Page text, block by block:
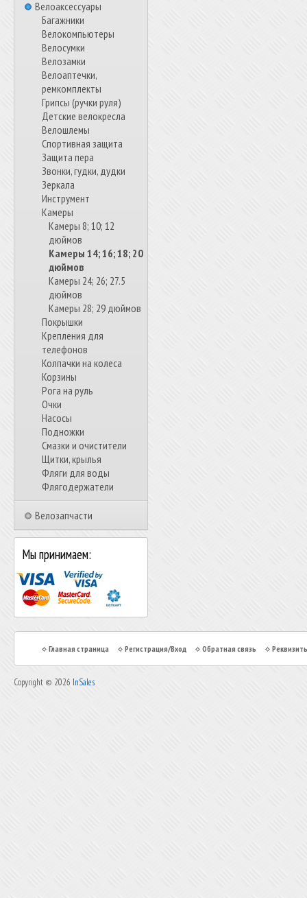
Велоаксессуары
Багажники
Велокомпьютеры
Велосумки
Велозамки
Велоаптечки,
ремкомплекты
Грипсы (ручки руля)
Детские велокресла
Велошлемы
Спортивная защита
Защита пера
Звонки, гудки, дудки
Зеркала
Инструмент
Камеры
Камеры 8; 10; 12
дюймов
Камеры 14; 16; 18; 20
дюймов
Камеры 24; 26; 27.5
дюймов
Камеры 28; 29 дюймов
Покрышки
Крепления для
телефонов
Колпачки на колеса
Корзины
Рога на руль
Очки
Насосы
Подножки
Смазки и очистители
Щитки, крылья
Фляги для воды
Флягодержатели
Велозапчасти
Мы принимаем:
Главная страница Регистрация/Вход Обратная связь
Copyright © 2026 InSales